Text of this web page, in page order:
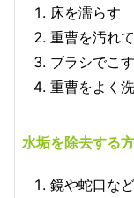
床を濡らす
重曹を汚れ
ブラシでこ
重曹をよく
水垢を除去する
鏡や蛇口な